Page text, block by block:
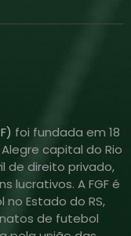
foi fundada em 18
capital do Rio
de direito privado,
lucrativos. A FGF é
Estado do RS,
de futebol